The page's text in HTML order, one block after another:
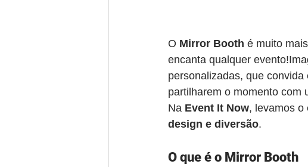
O Mirror Booth é muito
encanta qualquer
personalizadas, que
partilharem o momento com
Na Event It Now, levamos o
design e diversão.
O que é o Mirror Booth